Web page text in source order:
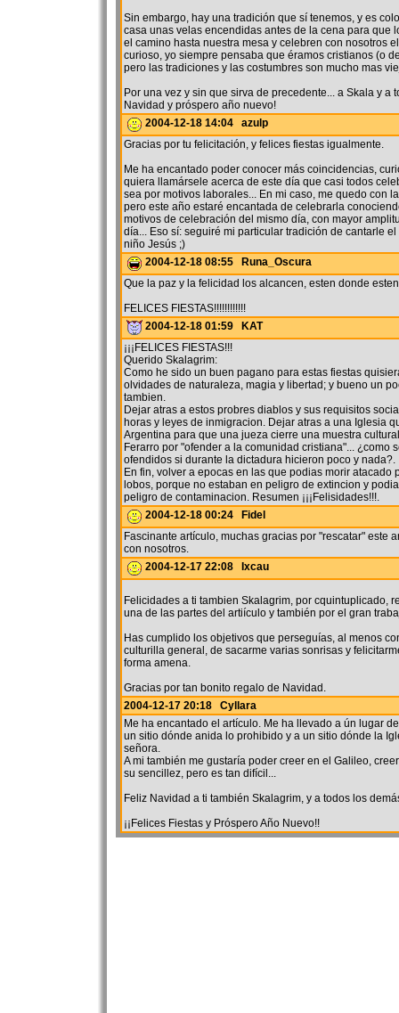
Sin embargo, hay una tradición que sí tenemos, y es
casa unas velas encendidas antes de la cena para que
el camino hasta nuestra mesa y celebren con nosotros
curioso, yo siempre pensaba que éramos cristianos (o
pero las tradiciones y las costumbres son mucho mas
Por una vez y sin que sirva de precedente... a Skala y a
Navidad y próspero año nuevo!
2004-12-18 14:04 azulp
Gracias por tu felicitación, y felices fiestas igualmente.
Me ha encantado poder conocer más coincidencias,
quiera llamársele acerca de este día que casi todos
sea por motivos laborales... En mi caso, me quedo con
pero este año estaré encantada de celebrarla
motivos de celebración del mismo día, con mayor
día... Eso sí: seguiré mi particular tradición de cantarle
niño Jesús ;)
2004-12-18 08:55 Runa_Oscura
Que la paz y la felicidad los alcancen, esten donde
FELICES FIESTAS!!!!!!!!!!!!
2004-12-18 01:59 KAT
¡¡¡FELICES FIESTAS!!!
Querido Skalagrim:
Como he sido un buen pagano para estas fiestas
olvidades de naturaleza, magia y libertad; y bueno un
tambien.
Dejar atras a estos probres diablos y sus requisitos
horas y leyes de inmigracion. Dejar atras a una Iglesia
Argentina para que una jueza cierre una muestra
Ferarro por "ofender a la comunidad cristiana"... ¿como
ofendidos si durante la dictadura hicieron poco y nada?.
En fin, volver a epocas en las que podias morir atacado
lobos, porque no estaban en peligro de extincion y
peligro de contaminacion. Resumen ¡¡¡Felisidades!!!.
2004-12-18 00:24 Fidel
Fascinante artículo, muchas gracias por "rescatar" este
con nosotros.
2004-12-17 22:08 Ixcau
Felicidades a ti tambien Skalagrim, por cquintuplicado,
una de las partes del artiículo y también por el gran
Has cumplido los objetivos que perseguías, al menos
culturilla general, de sacarme varias sonrisas y
forma amena.
Gracias por tan bonito regalo de Navidad.
2004-12-17 20:18 Cyllara
Me ha encantado el artículo. Me ha llevado a ún lugar
un sitio dónde anida lo prohibido y a un sitio dónde la
señora.
A mi también me gustaría poder creer en el Galileo,
su sencillez, pero es tan difícil...
Feliz Navidad a ti también Skalagrim, y a todos los
¡¡Felices Fiestas y Próspero Año Nuevo!!